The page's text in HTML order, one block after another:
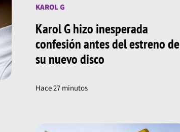
KAROL G
Karol G hizo inesperada
confesión antes del estreno de
su nuevo disco
Hace 27 minutos